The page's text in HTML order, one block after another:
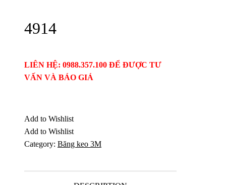
4914
LIÊN HỆ: 0988.357.100 ĐỂ ĐƯỢC TƯ
VẤN VÀ BÁO GIÁ
Add to Wishlist
Add to Wishlist
Category: Băng keo 3M